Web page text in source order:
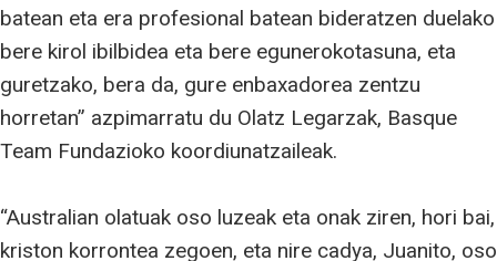
batean eta era profesional batean bideratzen duelako
bere kirol ibilbidea eta bere egunerokotasuna, eta
guretzako, bera da, gure enbaxadorea zentzu
horretan” azpimarratu du Olatz Legarzak, Basque
Team Fundazioko koordiunatzaileak.
“Australian olatuak oso luzeak eta onak ziren, hori bai,
kriston korrontea zegoen, eta nire cadya, Juanito, oso